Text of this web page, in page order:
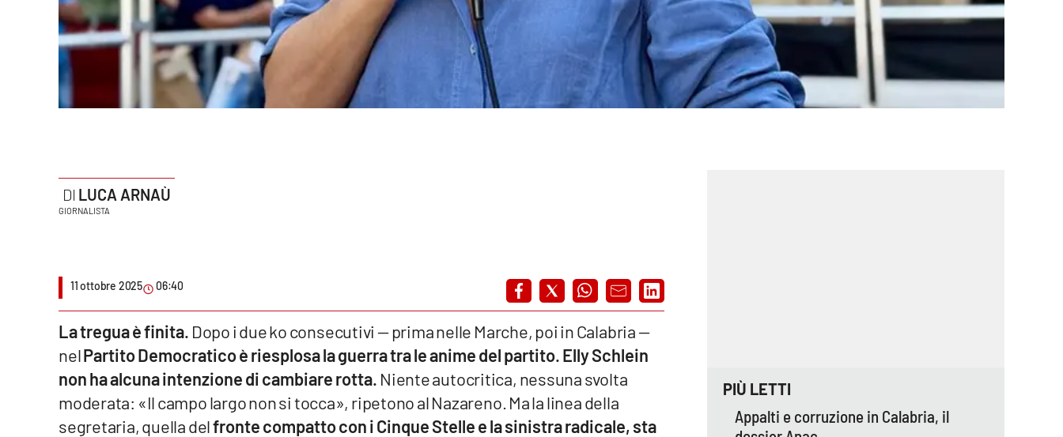
Parchi Marini Calabria
Imprese Di Calabria
Le perfidie di Antonella Grippo
Venti di comunicazione
Streaming
LUCA ARNAÙ
GIORNALISTA
11 ottobre 2025 06:40
La tregua è finita. Dopo i due ko consecutivi — prima nelle Marche, poi in Calabria —
nelPartito Democratico è riesplosa la guerra tra le anime del partito. Elly Schlein
non ha alcuna intenzione di cambiare rotta. Niente autocritica, nessuna svolta
moderata: «Il campo largo non si tocca», ripetono al Nazareno. Ma la linea della
segretaria, quella delfronte compatto con i Cinque Stelle e la sinistra radicale, sta
PIÙ LETTI
Appalti e corruzione in Calabria, il